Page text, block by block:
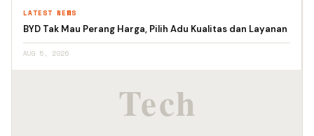
LATEST NEWS
BYD Tak Mau Perang Harga, Pilih Adu Kualitas dan Layanan
AUG 5, 2026